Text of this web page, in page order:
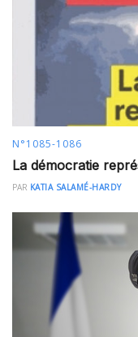
N°1085-1086
La démocratie
PAR KATIA SALAMÉ-HARDY